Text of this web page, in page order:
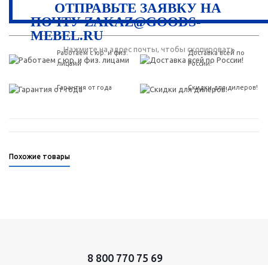
ОТПРАВЬТЕ ЗАЯВКУ НА
ПОЧТУ ZAKAZ@GOODS-
MEBEL.RU
Нажмите на адрес почты, чтобы скопировать
Работаем с юр. и физ.
лицами
Доставка всей по
России!
Гарантия от года Скидки для дилеров!
Похожие товары
8 800 770 75 69